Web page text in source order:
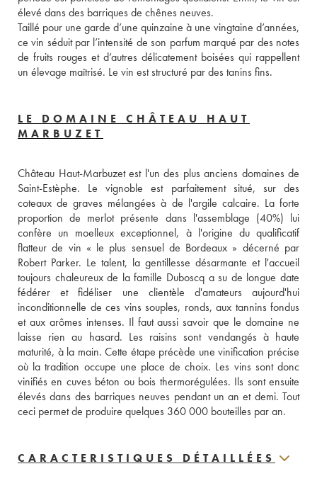
élevé dans des barriques de chênes neuves.
Taillé pour une garde d’une quinzaine à une vingtaine d’années,
ce vin séduit par l’intensité de son parfum marqué par des notes
de fruits rouges et d’autres délicatement boisées qui rappellent
un élevage maîtrisé. Le vin est structuré par des tanins fins.
LE DOMAINE CHÂTEAU HAUT
MARBUZET
Château Haut-Marbuzet est l'un des plus anciens domaines de
Saint-Estèphe. Le vignoble est parfaitement situé, sur des
coteaux de graves mélangées à de l'argile calcaire. La forte
proportion de merlot présente dans l'assemblage (40%) lui
confère un moelleux exceptionnel, à l'origine du qualificatif
flatteur de vin « le plus sensuel de Bordeaux » décerné par
Robert Parker. Le talent, la gentillesse désarmante et l'accueil
toujours chaleureux de la famille Duboscq a su de longue date
fédérer et fidéliser une clientèle d'amateurs aujourd'hui
inconditionnelle de ces vins souples, ronds, aux tannins fondus
et aux arômes intenses. Il faut aussi savoir que le domaine ne
laisse rien au hasard. Les raisins sont vendangés à haute
maturité, à la main. Cette étape précède une vinification précise
où la tradition occupe une place de choix. Les vins sont donc
vinifiés en cuves béton ou bois thermorégulées. Ils sont ensuite
élevés dans des barriques neuves pendant un an et demi. Tout
ceci permet de produire quelques 360 000 bouteilles par an.
CARACTERISTIQUES DÉTAILLÉES